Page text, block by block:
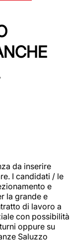
da inserire
I candidati / le
e
la grande e
di lavoro a
con possibilità
oppure su
Saluzzo